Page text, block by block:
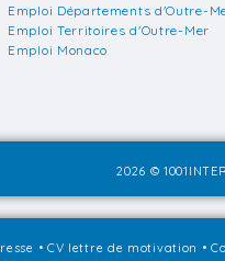
Emploi Départements d'Outre-
Emploi Territoires d'Outre-Mer
Emploi Monaco
2026 ©
• CV lettre de motivation •